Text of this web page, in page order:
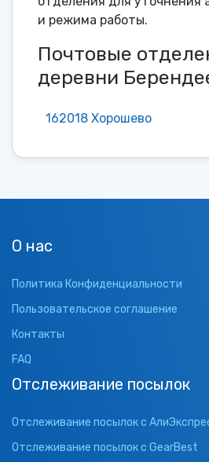
и режима работы.
Почтовые
деревни
162018 Хорошево
О нас
Политика Конфиденциальности
Пользовательское соглашение
Контакты
FAQ
Отслеживание посылок
Отслеживание посылок с
Отслеживание посылок с GearBest